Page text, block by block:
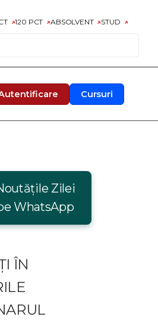
120 PCT ABSOLVENT STUD
Cursuri
Zilei
WhatsApp
ÎN